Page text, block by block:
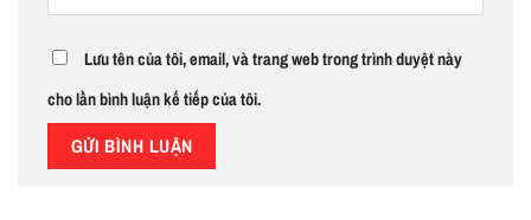
Lưu tên của tôi, email, và trang web trong trình duyệt này
cho lần bình luận kế tiếp của tôi.